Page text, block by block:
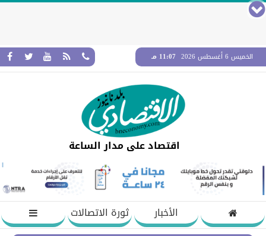
الخميس 6 أغسطس 2026 11:07 مـ
اقتصاد على مدار الساعة
الأخبار
ثورة الاتصالات